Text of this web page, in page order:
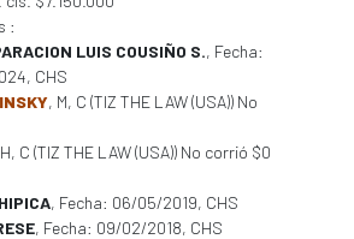
:
LUIS COUSIÑO S., Fecha:
CHS
, M, C (TIZ THE LAW (USA)) No
C (TIZ THE LAW (USA)) No corrió $0
, Fecha: 06/05/2019, CHS
, Fecha: 09/02/2018, CHS